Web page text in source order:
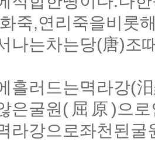
죽,연리죽을비롯
나는차는당(唐)조
흘러드는멱라강(
은굴원(屈原)으로
라강으로좌천된